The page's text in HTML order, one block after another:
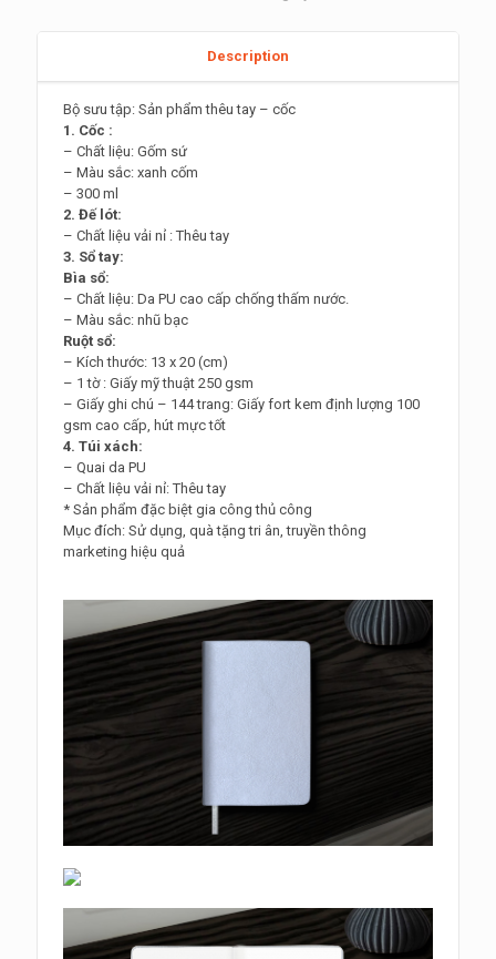
Description
Bộ sưu tập: Sản phẩm thêu tay – cốc
1. Cốc :
– Chất liệu: Gốm sứ
– Màu sắc: xanh cốm
– 300 ml
2. Đế lót:
– Chất liệu vải nỉ : Thêu tay
3. Sổ tay:
Bìa sổ:
– Chất liệu: Da PU cao cấp chống thấm nước.
– Màu sắc: nhũ bạc
Ruột sổ:
– Kích thước: 13 x 20 (cm)
– 1 tờ : Giấy mỹ thuật 250 gsm
– Giấy ghi chú – 144 trang: Giấy fort kem định lượng 100
gsm cao cấp, hút mực tốt
4. Túi xách:
– Quai da PU
– Chất liệu vải nỉ: Thêu tay
* Sản phẩm đặc biệt gia công thủ công
Mục đích: Sử dụng, quà tặng tri ân, truyền thông
marketing hiệu quả